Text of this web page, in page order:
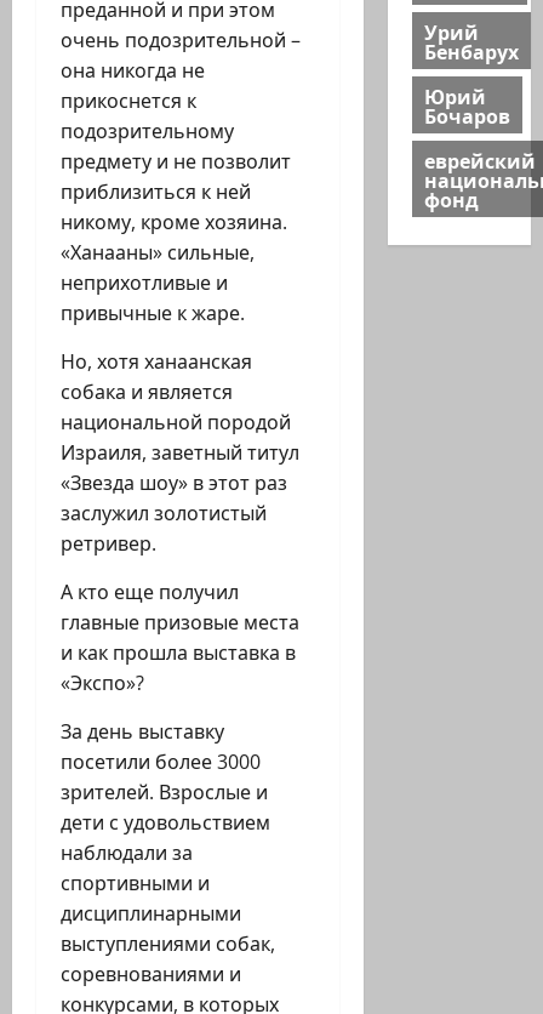
преданной и при этом
очень подозрительной –
она никогда не
прикоснется к
подозрительному
предмету и не позволит
приблизиться к ней
никому, кроме хозяина.
«Ханааны» сильные,
неприхотливые и
привычные к жаре.
Но, хотя ханаанская
собака и является
национальной породой
Израиля, заветный титул
«Звезда шоу» в этот раз
заслужил золотистый
ретривер.
А кто еще получил
главные призовые места
и как прошла выставка в
«Экспо»?
За день выставку
посетили более 3000
зрителей. Взрослые и
дети с удовольствием
наблюдали за
спортивными и
дисциплинарными
выступлениями собак,
соревнованиями и
конкурсами, в которых
Урий
Бенбарух
Юрий
Бочаров
еврейский
фонд